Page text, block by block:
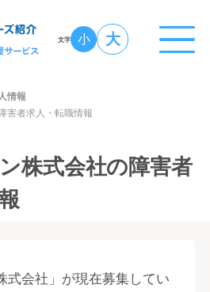
文字 小 大
情報
害者求人・転職情報
株式会社の障害者
式会社」が現在募集してい